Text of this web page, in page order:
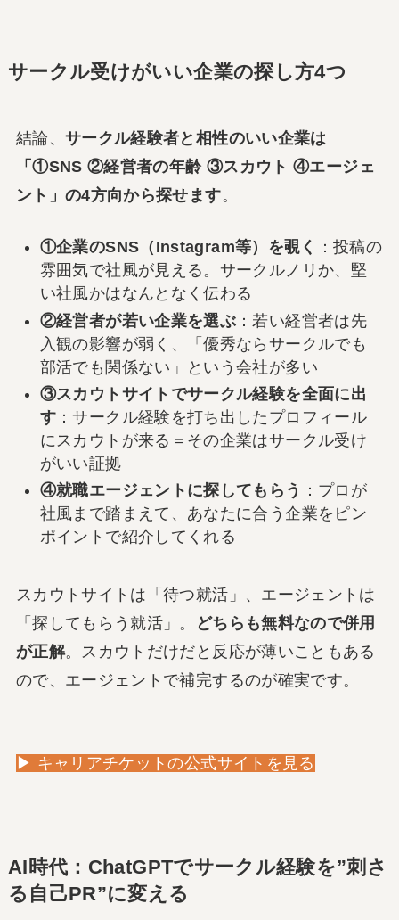
サークル受けがいい企業の探し方4つ
結論、 サークル経験者と相性のいい企業は
「①SNS ②経営者の年齢 ③スカウト ④エージェ
ント」の4方向から探せます。
①企業のSNS（Instagram等）を覗く
：投稿の
雰囲気で社風が見える。サークルノリか、堅
い社風かはなんとなく伝わる
②経営者が若い企業を選ぶ ：若い経営者は先
入観の影響が弱く、「優秀ならサークルでも
部活でも関係ない」という会社が多い
③スカウトサイトでサークル経験を全面に出
す ：サークル経験を打ち出したプロフィール
にスカウトが来る＝その企業はサークル受け
がいい証拠
④就職エージェントに探してもらう
：プロが
社風まで踏まえて、あなたに合う企業をピン
ポイントで紹介してくれる
スカウトサイトは「待つ就活」、エージェントは
「探してもらう就活」。
どちらも無料なので併用
が正解。スカウトだけだと反応が薄いこともある
ので、エージェントで補完するのが確実です。
▶ キャリアチケットの公式サイトを見る
AI時代：ChatGPTでサークル経験を”刺さ
る自己PR”に変える